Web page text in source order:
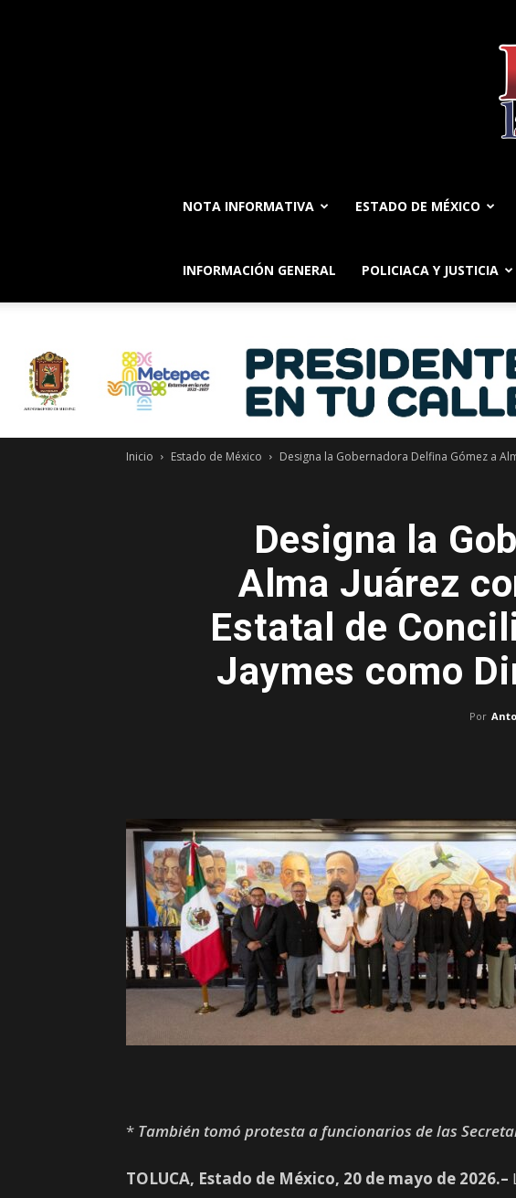
NOTA INFORMATIVA ESTADO DE MÉXICO
INFORMACIÓN GENERAL POLICIACA Y JUSTICIA
Inicio Estado de México Designa la Gobernadora Delfina Gómez a
Designa la
Alma Juárez
Estatal de
Jaymes como
Por
* También tomó protesta a funcionarios de las
TOLUCA, Estado de México, 20 de mayo de 2026.–